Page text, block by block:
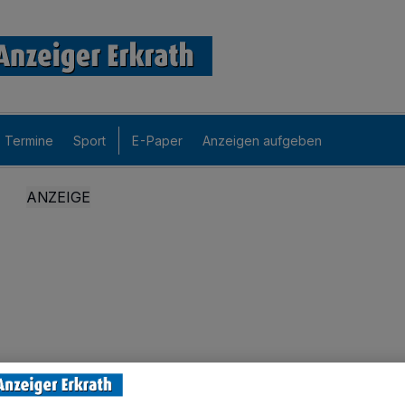
Termine Sport E-Paper Anzeigen aufgeben